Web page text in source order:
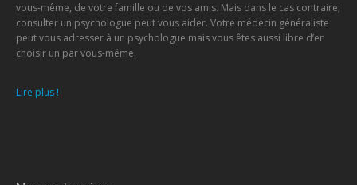
vous-même, de votre famille ou de vos amis. Mais dans le cas contraire;
consulter un psychologue peut vous aider. Votre médecin généraliste
peut vous adresser à un psychologue mais vous êtes aussi libre d’en
choisir un par vous-même.
Lire plus !